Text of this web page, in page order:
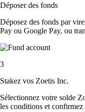
Déposer des fonds
Déposez des fonds par
Pay ou Google Pay, ou
3
Stakez vos Zoetis Inc.
Sélectionnez votre solde
les conditions et